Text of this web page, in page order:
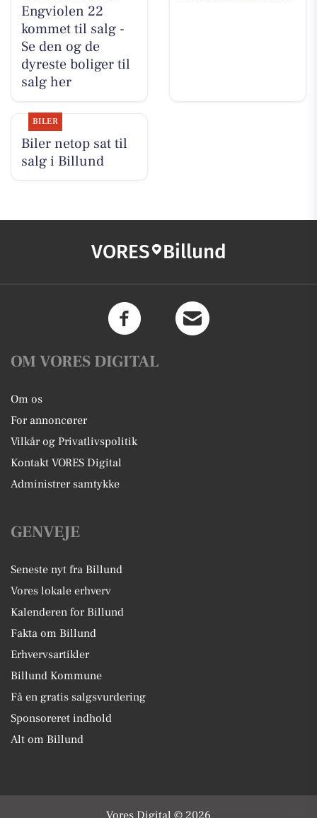
Engviolen 22
kommet til salg -
Se den og de
dyreste boliger til
salg her
BILER
Biler netop sat til
salg i Billund
VORES Billund
OM VORES DIGITAL
Om os
For annoncører
Vilkår og Privatlivspolitik
Kontakt VORES Digital
Administrer samtykke
GENVEJE
Seneste nyt fra Billund
Vores lokale erhverv
Kalenderen for Billund
Fakta om Billund
Erhvervsartikler
Billund Kommune
Få en gratis salgsvurdering
Sponsoreret indhold
Alt om Billund